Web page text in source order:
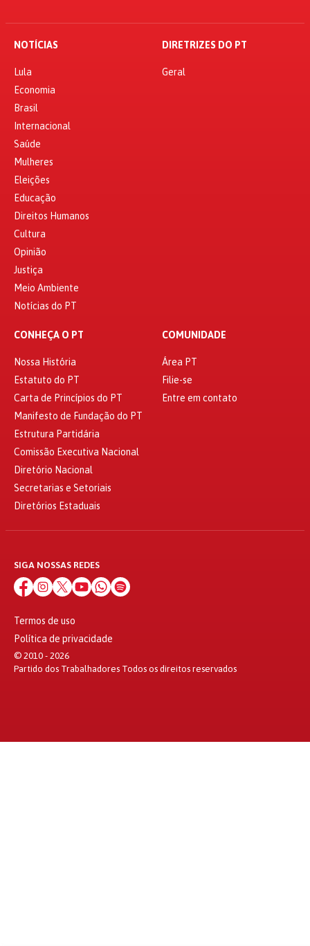
NOTÍCIAS
Lula
Economia
Brasil
Internacional
Saúde
Mulheres
Eleições
Educação
Direitos Humanos
Cultura
Opinião
Justiça
Meio Ambiente
Notícias do PT
DIRETRIZES DO PT
Geral
CONHEÇA O PT
Nossa História
Estatuto do PT
Carta de Princípios do PT
Manifesto de Fundação do PT
Estrutura Partidária
Comissão Executiva Nacional
Diretório Nacional
Secretarias e Setoriais
Diretórios Estaduais
COMUNIDADE
Área PT
Filie-se
Entre em contato
SIGA NOSSAS REDES
Termos de uso
Política de privacidade
© 2010 - 2026
Partido dos Trabalhadores Todos os direitos reservados